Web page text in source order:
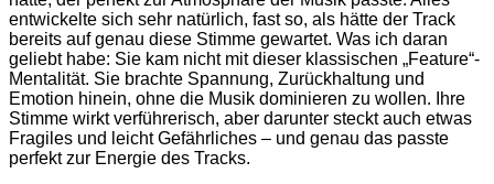
entwickelte sich sehr natürlich, fast so, als hätte der Track
bereits auf genau diese Stimme gewartet. Was ich daran
geliebt habe: Sie kam nicht mit dieser klassischen „Feature“-
Mentalität. Sie brachte Spannung, Zurückhaltung und
Emotion hinein, ohne die Musik dominieren zu wollen. Ihre
Stimme wirkt verführerisch, aber darunter steckt auch etwas
Fragiles und leicht Gefährliches – und genau das passte
perfekt zur Energie des Tracks.